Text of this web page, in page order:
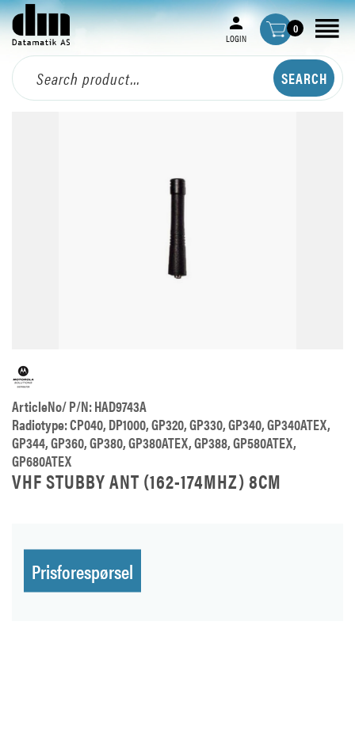
LOGIN
0
ArticleNo/ P/N: HAD9743A
Radiotype: CP040, DP1000, GP320, GP330, GP340, GP340ATEX,
GP344, GP360, GP380, GP380ATEX, GP388, GP580ATEX,
GP680ATEX
VHF STUBBY ANT (162-174MHZ) 8CM
Prisforespørsel